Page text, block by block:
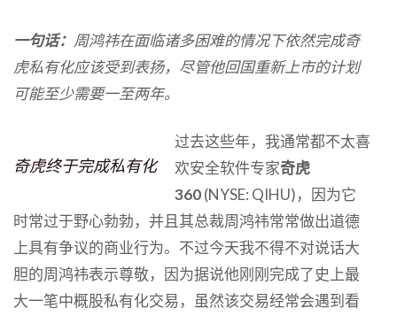
一句话： 周鸿祎在面临诸多困难的情况下依然完成奇
虎私有化应该受到表扬，尽管他回国重新上市的计划
可能至少需要一至两年。
奇虎终于完成私有化
过去这些年，我通常都不太喜
欢安全软件专家奇虎
360(NYSE: QIHU)，因为它
时常过于野心勃勃，并且其总裁周鸿祎常常做出道德
上具有争议的商业行为。不过今天我不得不对说话大
胆的周鸿祎表示尊敬，因为据说他刚刚完成了史上最
大一笔中概股私有化交易，虽然该交易经常会遇到看